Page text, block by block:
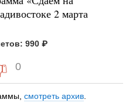
2 марта
990 ₽
0
смотреть архив